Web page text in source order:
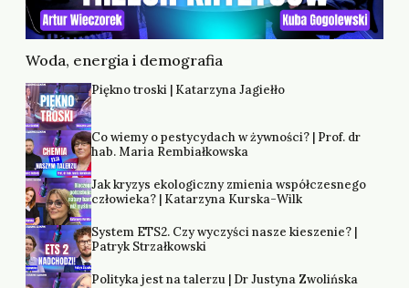
Woda, energia i demografia
Piękno troski | Katarzyna Jagiełło
Co wiemy o pestycydach w żywności? | Prof. dr
hab. Maria Rembiałkowska
Jak kryzys ekologiczny zmienia współczesnego
człowieka? | Katarzyna Kurska-Wilk
System ETS2. Czy wyczyści nasze kieszenie? |
Patryk Strzałkowski
Polityka jest na talerzu | Dr Justyna Zwolińska